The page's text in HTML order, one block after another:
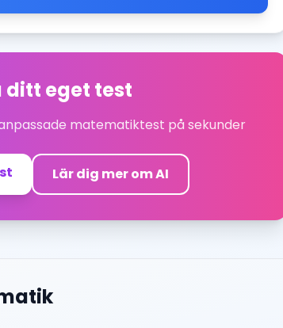
ditt eget test
matematiktest på sekunder
Lär dig mer om AI